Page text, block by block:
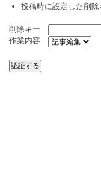
投稿時に設定した削除
削除キー
作業内容